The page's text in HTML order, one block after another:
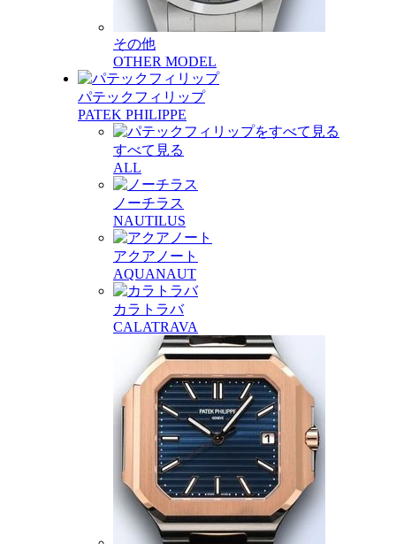
その他
OTHER MODEL
パテックフィリップ
PATEK PHILIPPE
すべて見る
ALL
ノーチラス
NAUTILUS
アクアノート
AQUANAUT
カラトラバ
CALATRAVA